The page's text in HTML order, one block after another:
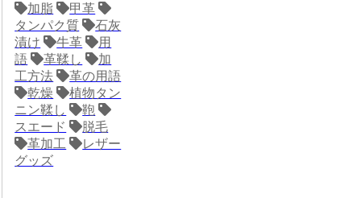
加脂
甲革
タンパク質
石灰
漬け
牛革
用
語
革鞣し
加
工方法
革の用語
乾燥
植物タン
ニン鞣し
鞄
スエード
脱毛
革加工
レザー
グッズ